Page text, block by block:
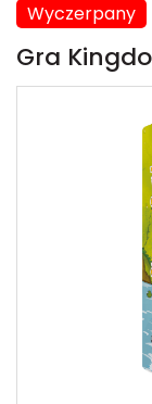
Wyczerpany
Gra